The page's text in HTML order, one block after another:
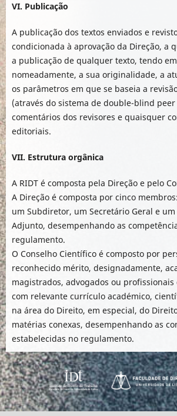
VI. Publicação
A publicação dos textos enviados e
condicionada à aprovação da Direção, a
a publicação de qualquer texto, tendo
nomeadamente, a sua originalidade, a
os parâmetros em que se baseia a
(através do sistema de double-blind peer
comentários dos revisores e quaisquer
editoriais.
VII. Estrutura orgânica
A RIDT é composta pela Direção e pelo
A Direção é composta por cinco
um Subdiretor, um Secretário Geral e
Adjunto, desempenhando as
regulamento.
O Conselho Científico é composto por
reconhecido mérito, designadamente,
magistrados, advogados ou profissionais
com relevante currículo académico,
na área do Direito, em especial, do
matérias conexas, desempenhando as
estabelecidas no regulamento.